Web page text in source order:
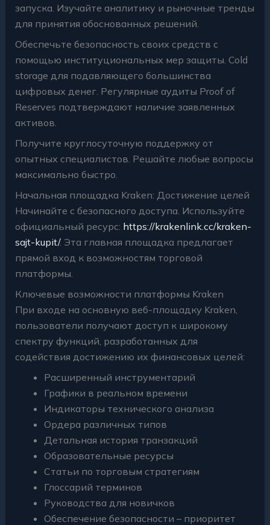
запуска. Изучайте аналитику и рыночные тренды
для принятия обоснованных решений.
Обеспечьте безопасность своих средств с
помощью институциональных мер защиты. Cold
storage для подавляющего большинства
цифровых денег. Регулярные аудиты Proof of
Reserves подтверждают наличие заявленных
активов.
Получите круглосуточную поддержку от
опытных специалистов. Решайте любые вопросы
максимально быстро.
Начальная площадка Kraken: Достижение целей
Начинайте с безопасного доступа. Используйте
официальный ресурс: https://krakenlink.cc/kraken-
sajt-kupit/. Эта главная площадка предлагает
прямой вход к возможностям торговой
платформы.
Ключевые возможности платформы Kraken
При входе на основную веб-площадку Kraken,
пользователи получают доступ к широкому
спектру функций, разработанных для
содействия достижению их финансовых целей:
Расширенный инструментарий
Графики в реальном времени
Индикаторы технического анализа
Ордера различных типов
Детальная история транзакций
Образовательные ресурсы
Статьи по торговым стратегиям
Глоссарий терминов
Руководства для новичков
Обеспечение безопасности – приоритет